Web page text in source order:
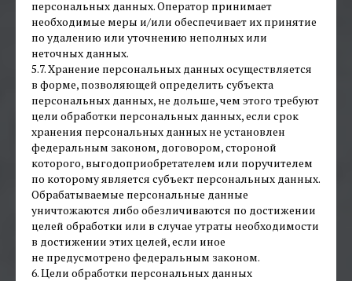
персональных данных. Оператор принимает
необходимые меры и/или обеспечивает их принятие
по удалению или уточнению неполных или
неточных данных.
5.7. Хранение персональных данных осуществляется
в форме, позволяющей определить субъекта
персональных данных, не дольше, чем этого требуют
цели обработки персональных данных, если срок
хранения персональных данных не установлен
федеральным законом, договором, стороной
которого, выгодоприобретателем или поручителем
по которому является субъект персональных данных.
Обрабатываемые персональные данные
уничтожаются либо обезличиваются по достижении
целей обработки или в случае утраты необходимости
в достижении этих целей, если иное
не предусмотрено федеральным законом.
6. Цели обработки персональных данных